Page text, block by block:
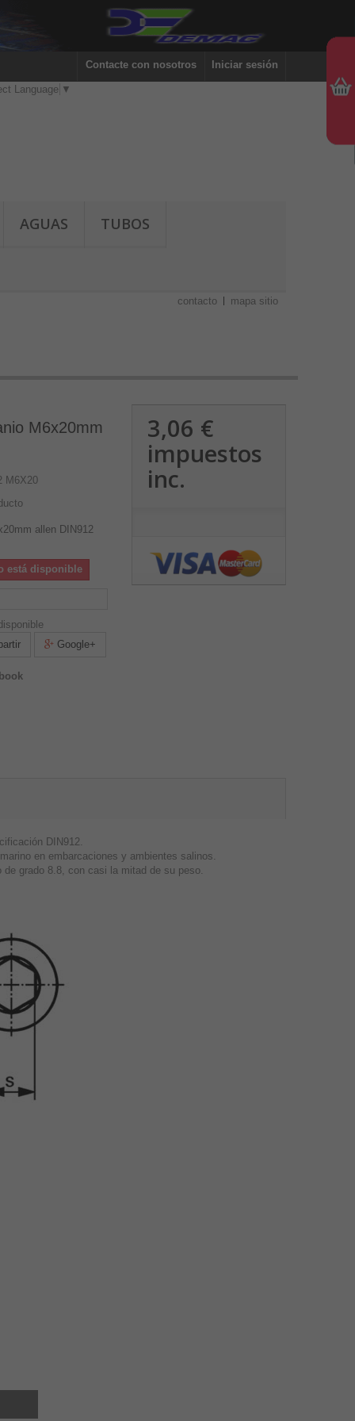
Iniciar sesión
Contacte con nosotros
AGUAS TUBOS
contacto mapa sitio
Language ▼
M6x20mm
M6X20
allen DIN912
está disponible
Google+
3,06 €
impuestos
inc.
DIN912.
en embarcaciones y ambientes salinos.
grado 8.8, con casi la mitad de su peso.